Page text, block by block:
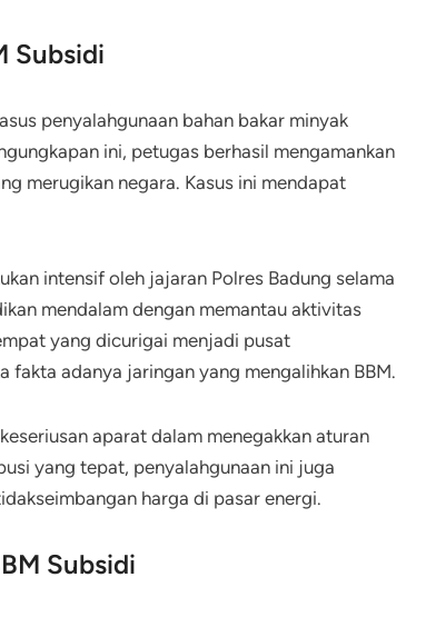
Subsidi
penyalahgunaan bahan bakar minyak
ini, petugas berhasil mengamankan
merugikan negara. Kasus ini mendapat
intensif oleh jajaran Polres Badung selama
mendalam dengan memantau aktivitas
yang dicurigai menjadi pusat
fakta adanya jaringan yang mengalihkan BBM.
aparat dalam menegakkan aturan
yang tepat, penyalahgunaan ini juga
harga di pasar energi.
Subsidi